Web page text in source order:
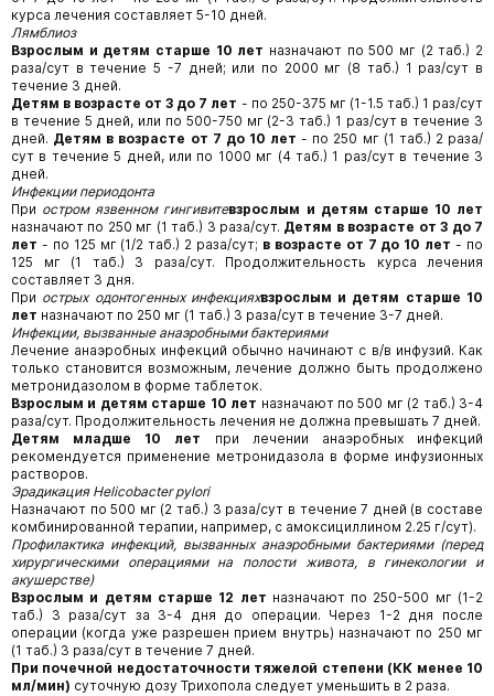
курса лечения составляет 5-10 дней.
Лямблиоз
Взрослым и детям старше 10 лет назначают по 500 мг (2 таб.) 2
раза/сут в течение 5 -7 дней; или по 2000 мг (8 таб.) 1 раз/сут в
течение 3 дней.
Детям в возрасте от 3 до 7 лет - по 250-375 мг (1-1.5 таб.) 1 раз/сут
в течение 5 дней, или по 500-750 мг (2-3 таб.) 1 раз/сут в течение 3
дней. Детям в возрасте от 7 до 10 лет - по 250 мг (1 таб.) 2 раза/
сут в течение 5 дней, или по 1000 мг (4 таб.) 1 раз/сут в течение 3
дней.
Инфекции периодонта
При остром язвенном гингивитевзрослым и детям старше 10 лет
назначают по 250 мг (1 таб.) 3 раза/сут. Детям в возрасте от 3 до 7
лет - по 125 мг (1/2 таб.) 2 раза/сут; в возрасте от 7 до 10 лет - по
125 мг (1 таб.) 3 раза/сут. Продолжительность курса лечения
составляет 3 дня.
При острых одонтогенных инфекцияхвзрослым и детям старше 10
лет назначают по 250 мг (1 таб.) 3 раза/сут в течение 3-7 дней.
Инфекции, вызванные анаэробными бактериями
Лечение анаэробных инфекций обычно начинают с в/в инфузий. Как
только становится возможным, лечение должно быть продолжено
метронидазолом в форме таблеток.
Взрослым и детям старше 10 лет назначают по 500 мг (2 таб.) 3-4
раза/сут. Продолжительность лечения не должна превышать 7 дней.
Детям младше 10 лет при лечении анаэробных инфекций
рекомендуется применение метронидазола в форме инфузионных
растворов.
Эрадикация Helicobacter pylori
Назначают по 500 мг (2 таб.) 3 раза/сут в течение 7 дней (в составе
комбинированной терапии, например, с амоксициллином 2.25 г/сут).
Профилактика инфекций, вызванных анаэробными бактериями (перед
хирургическими операциями на полости живота, в гинекологии и
акушерстве)
Взрослым и детям старше 12 лет назначают по 250-500 мг (1-2
таб.) 3 раза/сут за 3-4 дня до операции. Через 1-2 дня после
операции (когда уже разрешен прием внутрь) назначают по 250 мг
(1 таб.) 3 раза/сут в течение 7 дней.
При почечной недостаточности тяжелой степени (КК менее 10
мл/мин) суточную дозу Трихопола следует уменьшить в 2 раза.